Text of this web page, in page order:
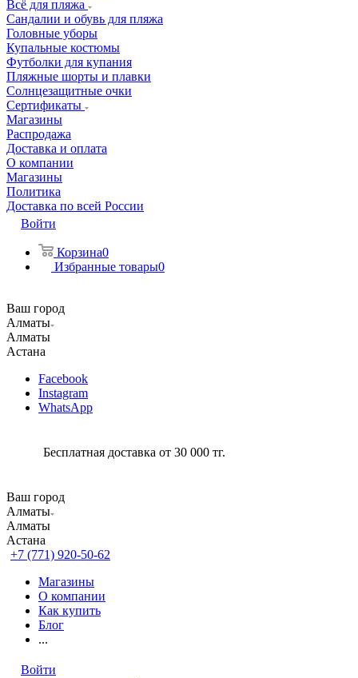
Всё для пляжа
Сандалии и обувь для пляжа
Головные уборы
Купальные костюмы
Футболки для купания
Пляжные шорты и плавки
Солнцезащитные очки
Сертификаты
Магазины
Распродажа
Доставка и оплата
О компании
Магазины
Политика
Доставка по всей России
Войти
Корзина0
Избранные товары0
Ваш город
Алматы
Алматы
Астана
Facebook
Instagram
WhatsApp
Бесплатная доставка от 30 000 тг.
Ваш город
Алматы
Алматы
Астана
+7 (771) 920-50-62
Магазины
О компании
Как купить
Блог
...
Войти